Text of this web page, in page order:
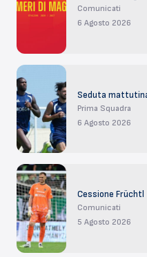
Comunicati
6 Agosto 2026
Seduta
Prima Squadra
6 Agosto 2026
Cessione Früchtl
Comunicati
5 Agosto 2026